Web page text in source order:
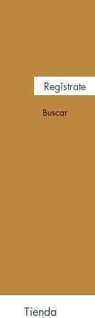
Regístrate
Tienda